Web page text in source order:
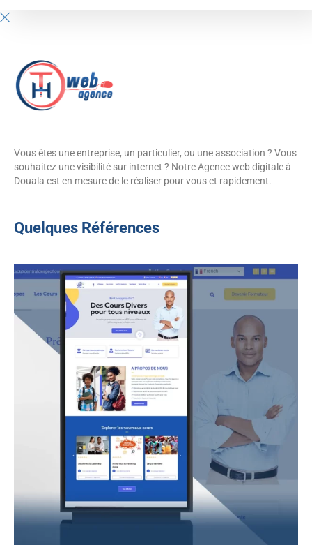
Vous êtes une entreprise, un particulier, ou une association ? Vous
souhaitez une visibilité sur internet ? Notre Agence web digitale à
Douala est en mesure de le réaliser pour vous et rapidement.
Quelques Références